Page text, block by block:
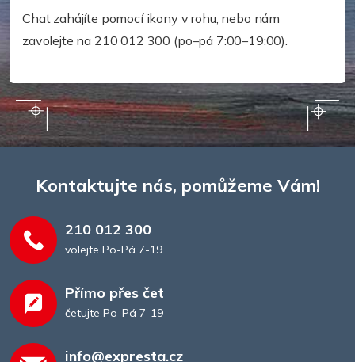
Chat zahájíte pomocí ikony v rohu, nebo nám
zavolejte na 210 012 300 (po–pá 7:00–19:00).
Kontaktujte nás, pomůžeme Vám!
210 012 300
volejte Po-Pá 7-19
Přímo přes čet
četujte Po-Pá 7-19
info@expresta.cz